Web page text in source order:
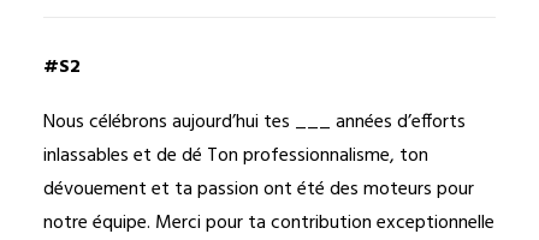
#S2
Nous célébrons aujourd’hui tes ___ années d’efforts
inlassables et de dé Ton professionnalisme, ton
dévouement et ta passion ont été des moteurs pour
notre équipe. Merci pour ta contribution exceptionnelle